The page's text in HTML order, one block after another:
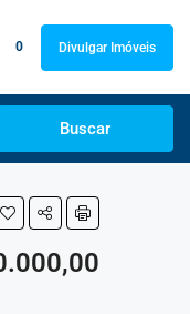
0 Divulgar Imóveis
Buscar